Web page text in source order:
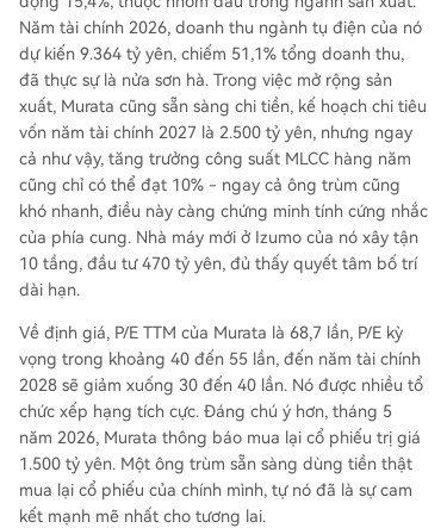
Năm tài chính 2026, doanh thu ngành tụ điện của nó
dự kiến 9.364 tỷ yên, chiếm 51,1% tổng doanh thu,
đã thực sự là nửa sơn hà. Trong việc mở rộng sản
xuất, Murata cũng sẵn sàng chi tiền, kế hoạch chi tiêu
vốn năm tài chính 2027 là 2.500 tỷ yên, nhưng ngay
cả như vậy, tăng trưởng công suất MLCC hàng năm
cũng chỉ có thể đạt 10% - ngay cả ông trùm cũng
khó nhanh, điều này càng chứng minh tính cứng nhắc
của phía cung. Nhà máy mới ở Izumo của nó xây tận
10 tầng, đầu tư 470 tỷ yên, đủ thấy quyết tâm bố trí
dài hạn.
Về định giá, P/E TTM của Murata là 68,7 lần, P/E kỳ
vọng trong khoảng 40 đến 55 lần, đến năm tài chính
2028 sẽ giảm xuống 30 đến 40 lần. Nó được nhiều tổ
chức xếp hạng tích cực. Đáng chú ý hơn, tháng 5
năm 2026, Murata thông báo mua lại cổ phiếu trị giá
1.500 tỷ yên. Một ông trùm sẵn sàng dùng tiền thật
mua lại cổ phiếu của chính mình, tự nó đã là sự cam
kết mạnh mẽ nhất cho tương lai.